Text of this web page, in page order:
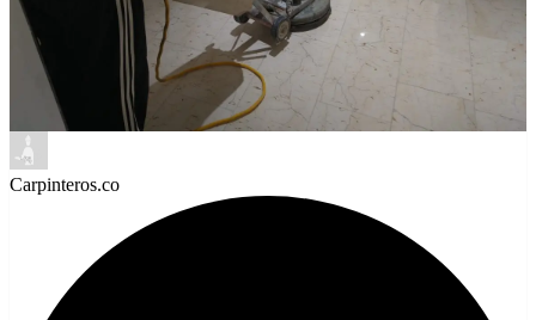
Carpinteros.co